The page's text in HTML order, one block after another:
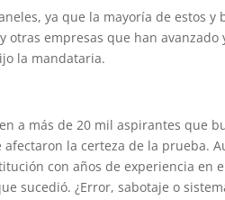
ya que la mayoría de estos
empresas que han avanzado
la mandataria.
a más de 20 mil aspirantes que
la certeza de la prueba.
con años de experiencia en
sucedió. ¿Error, sabotaje o